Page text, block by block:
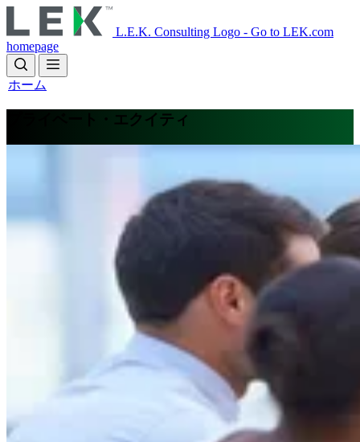
to
main
content
L.E.K. Consulting Logo - Go to LEK.com
homepage
ホーム
プライベート・エクイティ